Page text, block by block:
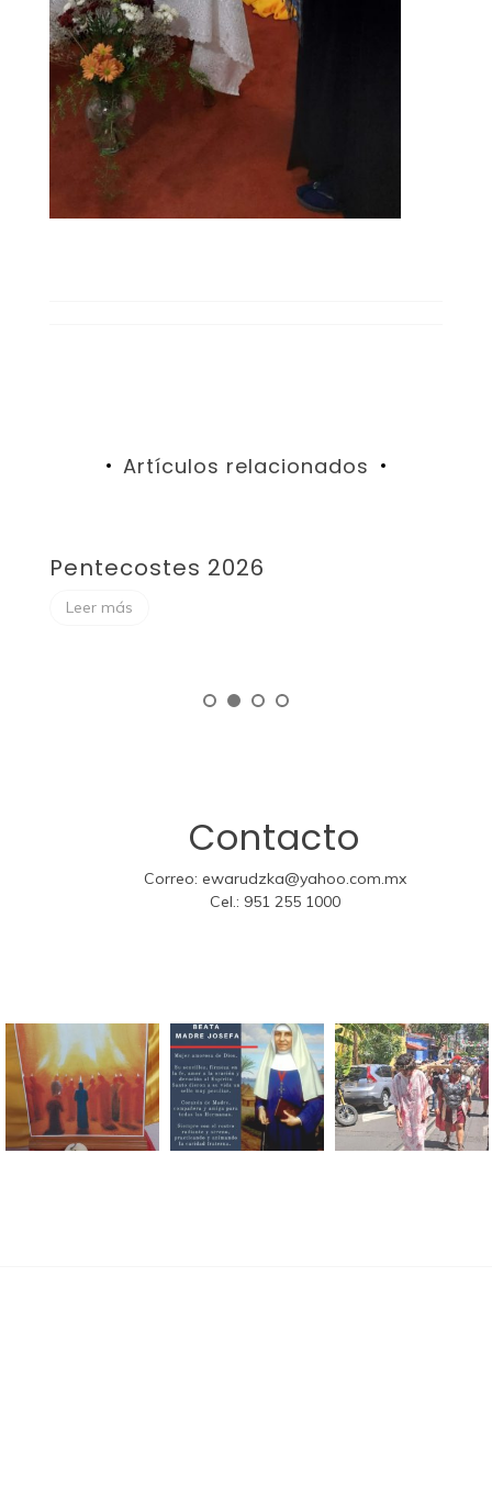
Artículos relacionados
Pentecostes 2026
Leer más
Contacto
Correo: ewarudzka@yahoo.com.mx
Cel.: 951 255 1000